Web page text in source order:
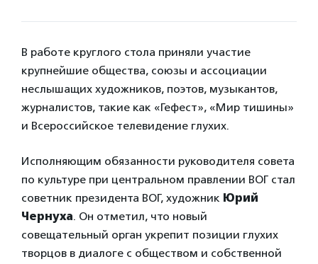
В работе круглого стола приняли участие
крупнейшие общества, союзы и ассоциации
неслышащих художников, поэтов, музыкантов,
журналистов, такие как «Гефест», «Мир тишины»
и Всероссийское телевидение глухих.
Исполняющим обязанности руководителя совета
по культуре при центральном правлении ВОГ стал
советник президента ВОГ, художник Юрий
Чернуха. Он отметил, что новый
совещательный орган укрепит позиции глухих
творцов в диалоге с обществом и собственной